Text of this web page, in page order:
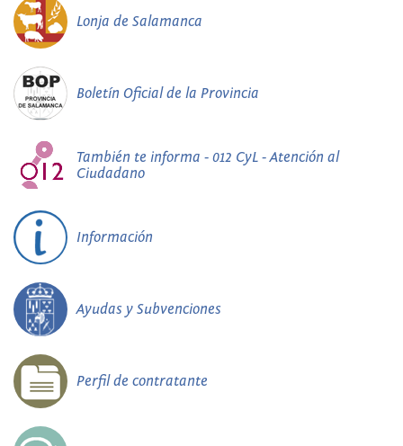
Lonja de Salamanca
Boletín Oficial de la Provincia
También te informa - 012 CyL - Atención al
Ciudadano
Información
Ayudas y Subvenciones
Perfil de contratante